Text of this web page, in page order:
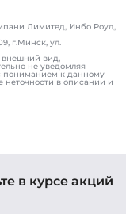
Лимитед, Инбо Роуд,
г.Минск, ул.
внешний вид,
не уведомляя
пониманием к данному
в описании и
в курсе акций